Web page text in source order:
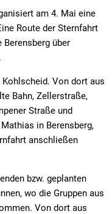
am 4. Mai eine
Route der Sternfahrt
über
Von dort aus
Bahn, Zellerstraße,
Straße und
in Berensberg,
anschließen
bzw. geplanten
wo die Gruppen aus
Von dort aus